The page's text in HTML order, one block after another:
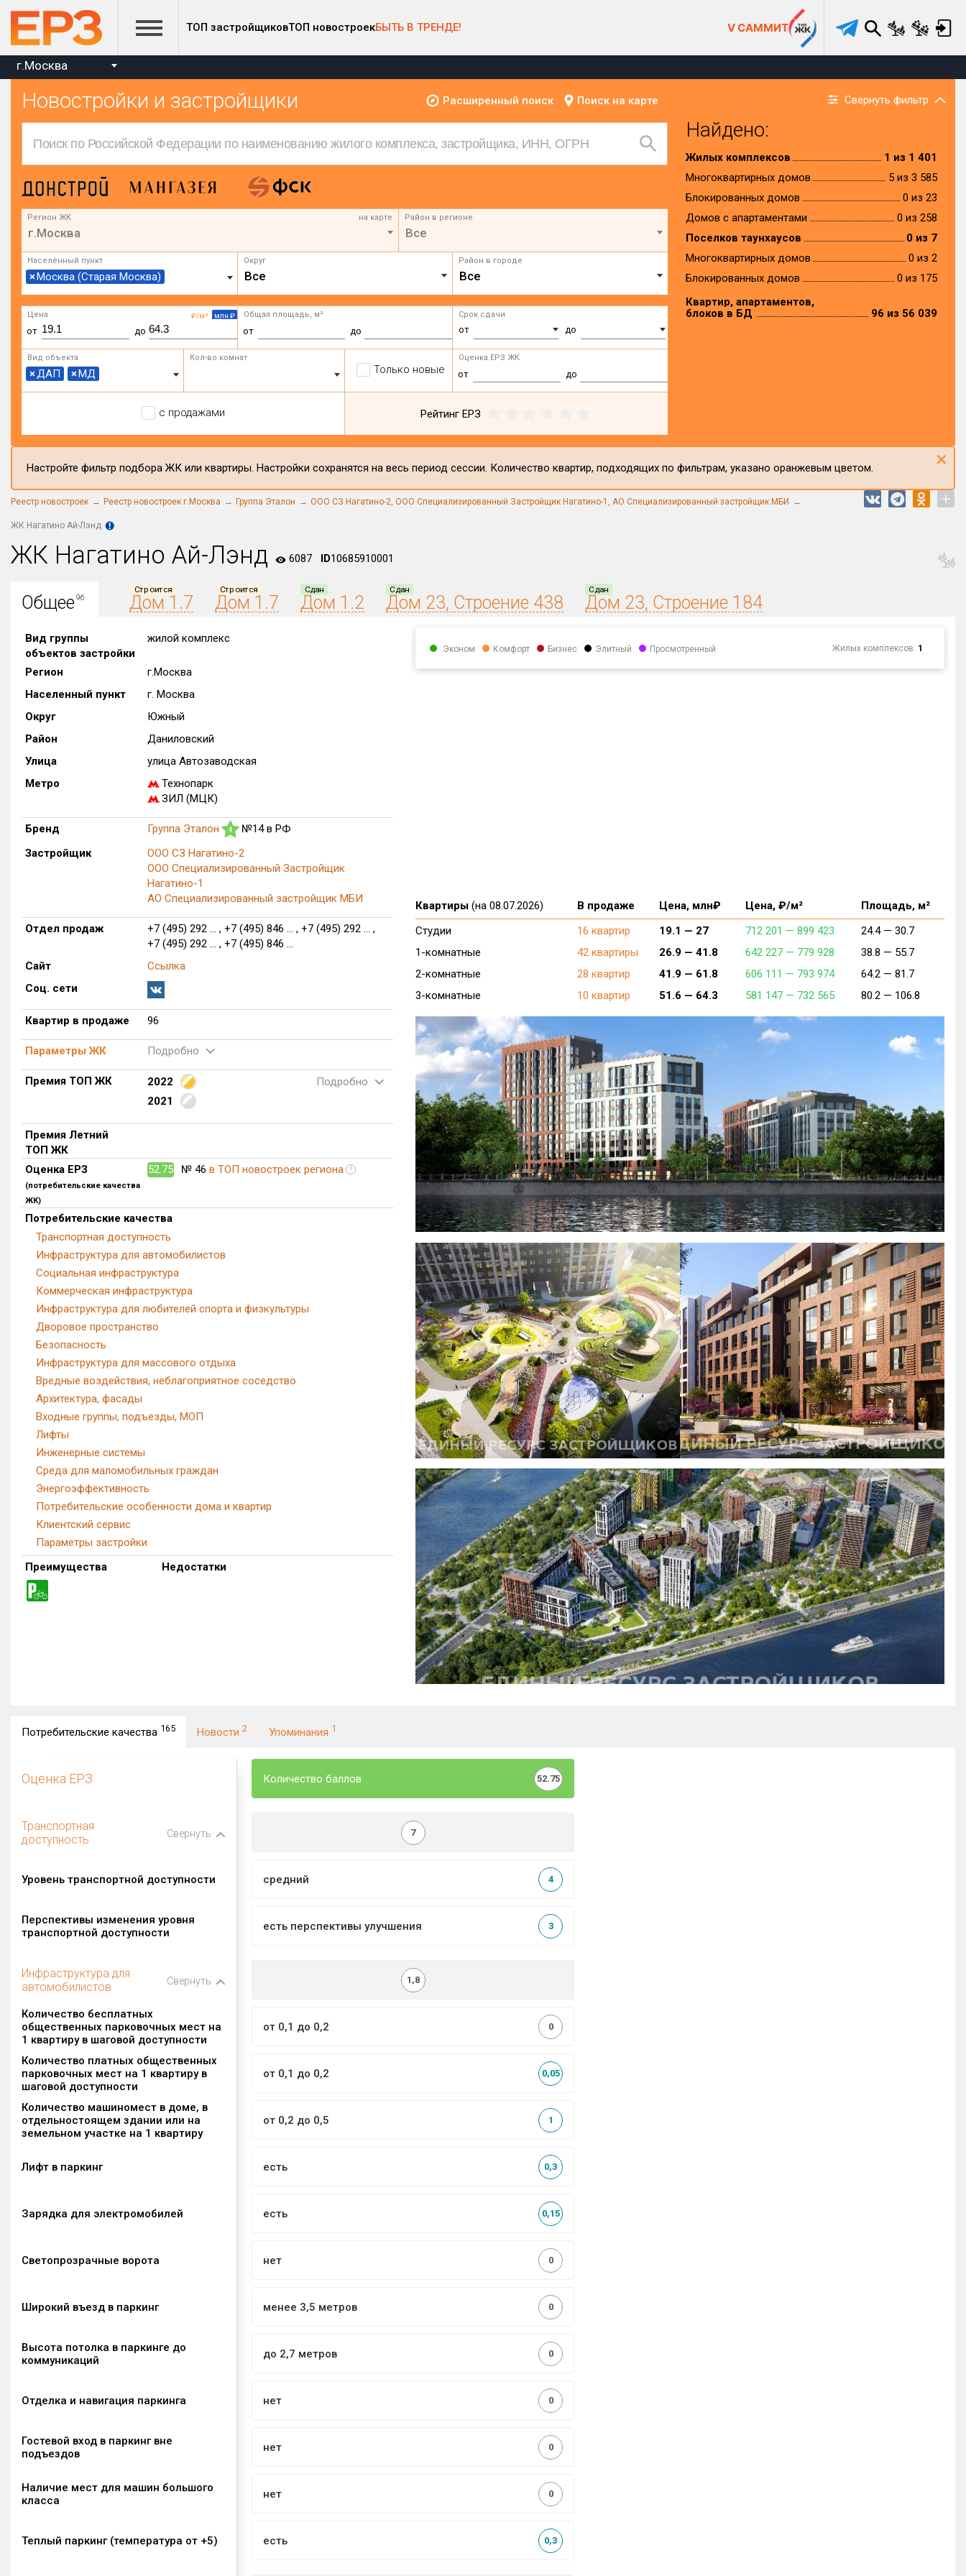
ТОП застройщиковТОП новостроекБЫТЬ В ТРЕНДЕ! V САММИТ
г.Москва
Новостройки и застройщики Расширенный поиск Поиск на карте Свернуть фильтр
Регион ЖК на карте
г.Москва
Район в регионе
Все
Населённый пункт
×Москва (Старая Москва)
Округ
Все
Район в городе
Все
₽/м² млн ₽
Цена
от до
Общая площадь, м²
от до
Срок сдачи
от до
Вид объекта
×ДАП ×МД
Кол-во комнат
Только новые
Оценка ЕРЗ ЖК
от до
с продажами Рейтинг ЕРЗ
Найдено:
Жилых комплексов
1 из 1 401
Многоквартирных домов
5 из 3 585
Блокированных домов
0 из 23
Домов с апартаментами
0 из 258
Поселков таунхаусов
0 из 7
Многоквартирных домов
0 из 2
Блокированных домов
0 из 175
Квартир, апартаментов,
блоков в БД
96 из 56 039
Настройте фильтр подбора ЖК или квартиры. Настройки сохранятся на весь период сессии. Количество квартир, подходящих по фильтрам, указано оранжевым цветом. ×
Реестр новостроек Реестр новостроек г.Москва Группа Эталон ООО СЗ Нагатино-2, ООО Специализированный Застройщик Нагатино-1 , АО Специализированный застройщик МБИ
ЖК Нагатино Ай-Лэнд
+
ЖК Нагатино Ай-Лэнд 6087 ID10685910001
Общее96
Строится
Дом 1.7
Строится
Дом 1.7
Сдан
Дом 1.2
Сдан
Дом 23, Строение 438
Сдан
Дом 23, Строение 184
Вид группы
объектов застройки
жилой комплекс
Регион
г.Москва
Населенный пункт
г. Москва
Округ
Южный
Район
Даниловский
Улица
улица Автозаводская
Метро
Технопарк
ЗИЛ (МЦК)
Бренд Группа Эталон 4
№14 в РФ
Застройщик
ООО СЗ Нагатино-2
ООО Специализированный Застройщик
Нагатино-1
АО Специализированный застройщик МБИ
Отдел продаж
+7 (495) 292 ... , +7 (495) 846 ... , +7 (495) 292 ... ,
+7 (495) 292 ... , +7 (495) 846 ...
Сайт
Ссылка
Соц. сети
Квартир в продаже 96
Параметры ЖК Подробно
Премия ТОП ЖК 2022
Подробно
2021
Премия Летний
ТОП ЖК
Оценка ЕРЗ
(потребительские качества
ЖК)
52.75 № 46 в ТОП новостроек региона ?
Потребительские качества
Транспортная доступность
Инфраструктура для автомобилистов
Социальная инфраструктура
Коммерческая инфраструктура
Инфраструктура для любителей спорта и физкультуры
Дворовое пространство
Безопасность
Инфраструктура для массового отдыха
Вредные воздействия, неблагоприятное соседство
Архитектура, фасады
Входные группы, подъезды, МОП
Лифты
Инженерные системы
Среда для маломобильных граждан
Энергоэффективность
Потребительские особенности дома и квартир
Клиентский сервис
Параметры застройки
Преимущества
Недостатки
Эконом Комфорт Бизнес Элитный Просмотренный Жилых комплексов: 1
Квартиры (на 08.07.2026) В продаже Цена, млн₽ Цена, ₽/м²
Площадь, м²
Студии
16 квартир 19.1 — 27 712 201 — 899 423 24.4 — 30.7
1-комнатные
42 квартиры 26.9 — 41.8 642 227 — 779 928 38.8 — 55.7
2-комнатные
28 квартир 41.9 — 61.8 606 111 — 793 974 64.2 — 81.7
3-комнатные
10 квартир 51.6 — 64.3 581 147 — 732 565 80.2 — 106.8
Потребительские качества 165 Новости 2 Упоминания 1
Оценка ЕРЗ Количество баллов 52.75
Транспортная
доступность
Свернуть 7
Уровень транспортной доступности средний 4
Перспективы изменения уровня
транспортной доступности
есть перспективы улучшения 3
Инфраструктура для
автомобилистов
Свернуть 1,8
Количество бесплатных
общественных парковочных мест на
1 квартиру в шаговой доступности
от 0,1 до 0,2 0
Количество платных общественных
парковочных мест на 1 квартиру в
шаговой доступности
от 0,1 до 0,2 0,05
Количество машиномест в доме, в
отдельностоящем здании или на
земельном участке на 1 квартиру
от 0,2 до 0,5 1
Лифт в паркинг есть 0,3
Зарядка для электромобилей есть 0,15
Светопрозрачные ворота нет 0
Широкий въезд в паркинг менее 3,5 метров 0
Высота потолка в паркинге до
коммуникаций
до 2,7 метров 0
Отделка и навигация паркинга нет 0
Гостевой вход в паркинг вне
подъездов
нет 0
Наличие мест для машин большого
класса
нет 0
Теплый паркинг (температура от +5) есть 0,3